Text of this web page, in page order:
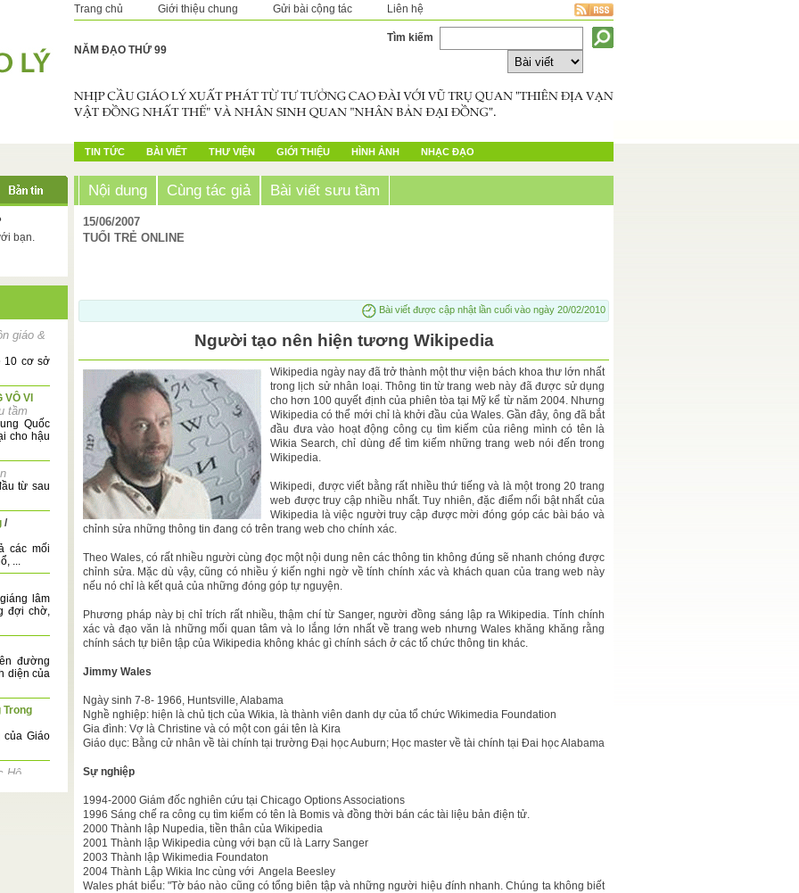
Trang chủ Giới thiệu chung Gửi bài cộng tác Liên hệ
NĂM ĐẠO THỨ 99
Tìm kiếm
TIN TỨC BÀI VIẾT THƯ VIỆN GIỚI THIỆU HÌNH ẢNH NHẠC ĐẠO
bạn.
giáo &
10 cơ sở
VI
tầm
Quốc
cho hậu
từ sau
/
các mối
...
lâm
đợi chờ,
đường
diện của
Giáo
Hộ
Nội dung Cùng tác giả Bài viết sưu tầm
15/06/2007
TUỔI TRẺ ONLINE
Bài viết được cập nhật lần cuối vào ngày 20/02/2010
Người tạo nên hiện tương Wikipedia
Wikipedia ngày nay đã trở thành một thư viện bách khoa thư lớn nhất
trong lịch sử nhân loại. Thông tin từ trang web này đã được sử dụng
cho hơn 100 quyết định của phiên tòa tại Mỹ kể từ năm 2004. Nhưng
Wikipedia có thể mới chỉ là khởi đầu của Wales. Gần đây, ông đã bắt
đầu đưa vào hoạt động công cụ tìm kiếm của riêng mình có tên là
Wikia Search, chỉ dùng để tìm kiếm những trang web nói đến trong
Wikipedia.
Wikipedi, được viết bằng rất nhiều thứ tiếng và là một trong 20 trang
web được truy cập nhiều nhất. Tuy nhiên, đặc điểm nổi bật nhất của
Wikipedia là việc người truy cập được mời đóng góp các bài báo và
chỉnh sửa những thông tin đang có trên trang web cho chính xác.
Theo Wales, có rất nhiều người cùng đọc một nội dung nên các thông tin không đúng sẽ nhanh chóng được
chỉnh sửa. Mặc dù vậy, cũng có nhiều ý kiến nghi ngờ về tính chính xác và khách quan của trang web này
nếu nó chỉ là kết quả của những đóng góp tự nguyện.
Phương pháp này bị chỉ trích rất nhiều, thậm chí từ Sanger, người đồng sáng lập ra Wikipedia. Tính chính
xác và đạo văn là những mối quan tâm và lo lắng lớn nhất về trang web nhưng Wales khăng khăng rằng
chính sách tự biên tập của Wikipedia không khác gì chính sách ở các tổ chức thông tin khác.
Jimmy Wales
Ngày sinh 7-8- 1966, Huntsville, Alabama
Nghề nghiệp: hiện là chủ tịch của Wikia, là thành viên danh dự của tổ chức Wikimedia Foundation
Gia đình: Vợ là Christine và có một con gái tên là Kira
Giáo dục: Bằng cử nhân về tài chính tại trường Đại học Auburn; Học master về tài chính tại Đai học Alabama
Sự nghiệp
1994-2000 Giám đốc nghiên cứu tại Chicago Options Associations
1996 Sáng chế ra công cụ tìm kiếm có tên là Bomis và đồng thời bán các tài liệu bản điện tử.
2000 Thành lập Nupedia, tiền thân của Wikipedia
2001 Thành lập Wikipedia cùng với bạn cũ là Larry Sanger
2003 Thành lập Wikimedia Foundaton
2004 Thành Lập Wikia Inc cùng với Angela Beesley
Wales phát biểu: "Tờ báo nào cũng có tổng biên tập và những người hiệu đính nhanh. Chúng ta không biết